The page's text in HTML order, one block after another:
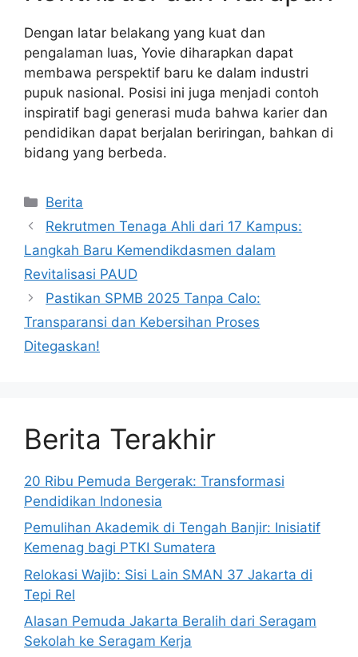
Dengan latar belakang yang kuat dan
pengalaman luas, Yovie diharapkan dapat
membawa perspektif baru ke dalam industri
pupuk nasional. Posisi ini juga menjadi contoh
inspiratif bagi generasi muda bahwa karier dan
pendidikan dapat berjalan beriringan, bahkan di
bidang yang berbeda.
Kategori
Berita
Rekrutmen Tenaga Ahli dari 17 Kampus:
Langkah Baru Kemendikdasmen dalam
Revitalisasi PAUD
Pastikan SPMB 2025 Tanpa Calo:
Transparansi dan Kebersihan Proses
Ditegaskan!
Berita Terakhir
20 Ribu Pemuda Bergerak: Transformasi
Pendidikan Indonesia
Pemulihan Akademik di Tengah Banjir: Inisiatif
Kemenag bagi PTKI Sumatera
Relokasi Wajib: Sisi Lain SMAN 37 Jakarta di
Tepi Rel
Alasan Pemuda Jakarta Beralih dari Seragam
Sekolah ke Seragam Kerja